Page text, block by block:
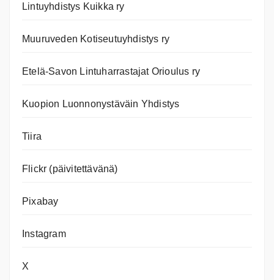
Lintuyhdistys Kuikka ry
Muuruveden Kotiseutuyhdistys ry
Etelä-Savon Lintuharrastajat Orioulus ry
Kuopion Luonnonystäväin Yhdistys
Tiira
Flickr (päivitettävänä)
Pixabay
Instagram
X